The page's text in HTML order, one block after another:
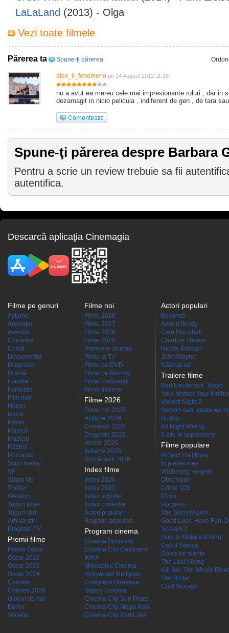
LaLaLand (2013) - Olga
Vezi toate filmele
Părerea ta Spune-ţi părerea
alex_il_fenomeno pe 24 August 2012 11:18
nu a avut ea mereu cele mai impresionante roluri , dar in
dezamagit in nicio pelicula , indiferent de gen , de tara
Spune-ţi părerea despre Barbara
Pentru a scrie un review trebuie sa fii
autentifica.
Descarcă aplicaţia Cinemagia
Filme pe genuri
Acţiune
Animaţie
Aventuri
Comedie
Crimă
Documentar
Dragoste
Dramă
Familie
Fantastic
Film noir
Horror
Istoric
Mister
Muzică
Muzical
Război
Romantic
Scurt metraj
SF
Stand Up
Thriller
Western
Taguri filme
Taguri stiri
Arhiva stiri
Program TV
Premii filme
Premii Oscar
Oscar 2026
Oscar 2025
Oscar 2024
Cannes
Cannes 2026
Globul de Aur
Berlin
Venetia
Filme noi
Filme 2028
Filme 2027
Filme 2026
Filme 2025
Premiere cinema
Filme la TV
Filme pe DVD
Filme pe Blu-ray
Filme româneşti
Filme indiene
Filme 2026
Filme noi 2026
Actiune 2026
Comedie 2026
Dragoste 2026
Horror 2026
Indiene 2026
Româneşti 2026
Index filme
Index 2026
Index 2025
Index acţiune
Index comedie
Actori populari
Regizori populari
Program cinema
Cinema Bucuresti
Cinema City Cotroceni
IMAX
Movieplex Cinema
Hollywood Multiplex
Cineplexx Baneasa
Happy Cinema
Cinema City Sun Plaza
Cinema City Mega Mall
Cinema City ParkLake
Actori populari
Beyoncé
Adrien Brody
Cate Blanchett
Charlize Theron
Nicole Kidman
John Wayne
Născuţi azi
Trailere filme
Bad Lieutenant: Tokyo
Your Mother Your
Violent Night 2
Nelson-san, anata wa
Buddy
All Night Wrong
3 zile în septembrie
Filme populare
Project Hail Mary
În pielea mea
Wuthering Heights
Obsession
Crime 101
Kîzîm
Hoppers
The Secret Agent
Good Luck, Have Fun,
Scream 7
How to Make a Killing
Cazul Samca
Dolce far niente
The Last Viking
Kill Bill: The Whole
The Bride!
Cold Storage